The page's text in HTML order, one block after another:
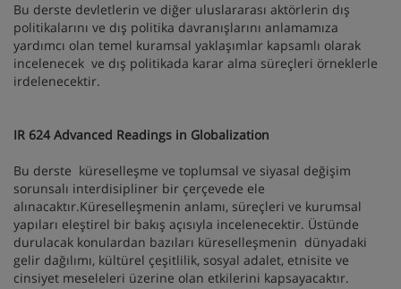
Bu derste devletlerin ve diğer uluslararası aktörlerin dış
politikalarını ve dış politika davranışlarını anlamamıza
yardımcı olan temel kuramsal yaklaşımlar kapsamlı olarak
incelenecek ve dış politikada karar alma süreçleri örneklerle
irdelenecektir.
IR 624 Advanced Readings in Globalization
Bu derste küreselleşme ve toplumsal ve siyasal değişim
sorunsalı interdisipliner bir çerçevede ele
alınacaktır.Küreselleşmenin anlamı, süreçleri ve kurumsal
yapıları eleştirel bir bakış açısıyla incelenecektir. Üstünde
durulacak konulardan bazıları küreselleşmenin dünyadaki
gelir dağılımı, kültürel çeşitlilik, sosyal adalet, etnisite ve
cinsiyet meseleleri üzerine olan etkilerini kapsayacaktır.